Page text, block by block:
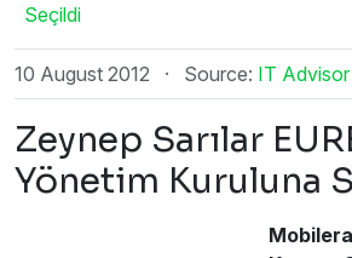
Seçildi
10 August 2012 · Source: IT Advisor
Zeynep Sarılar
Yönetim Kuruluna